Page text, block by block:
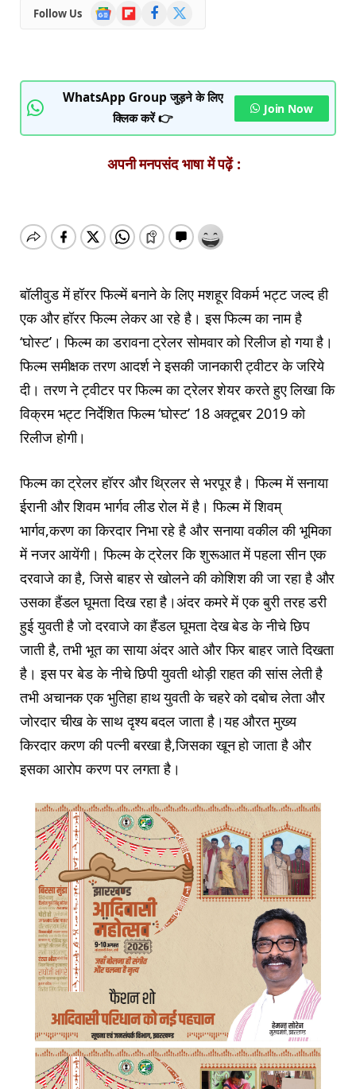
Follow Us
Google
News
FlipboardFacebook
WhatsApp Group जुड़ने के लिए
क्लिक करें 👉
Join Now
अपनी मनपसंद भाषा में पढ़ें :
बॉलीवुड में हॉरर फिल्में बनाने के लिए मशहूर विकर्म भट्ट जल्द ही
एक और हॉरर फिल्म लेकर आ रहे है। इस फिल्म का नाम है
‘घोस्ट’। फिल्म का डरावना ट्रेलर सोमवार को रिलीज हो गया है।
फिल्म समीक्षक तरण आदर्श ने इसकी जानकारी ट्वीटर के जरिये
दी। तरण ने ट्वीटर पर फिल्म का ट्रेलर शेयर करते हुए लिखा कि
विक्रम भट्ट निर्देशित फिल्म ‘घोस्ट’ 18 अक्टूबर 2019 को
रिलीज होगी।
फिल्म का ट्रेलर हॉरर और थ्रिलर से भरपूर है। फिल्म में सनाया
ईरानी और शिवम भार्गव लीड रोल में है। फिल्म में शिवम्
भार्गव,करण का किरदार निभा रहे है और सनाया वकील की भूमिका
में नजर आयेंगी। फिल्म के ट्रेलर कि शुरूआत में पहला सीन एक
दरवाजे का है, जिसे बाहर से खोलने की कोशिश की जा रहा है और
उसका हैंडल घूमता दिख रहा है।अंदर कमरे में एक बुरी तरह डरी
हुई युवती है जो दरवाजे का हैंडल घूमता देख बेड के नीचे छिप
जाती है, तभी भूत का साया अंदर आते और फिर बाहर जाते दिखता
है। इस पर बेड के नीचे छिपी युवती थोड़ी राहत की सांस लेती है
तभी अचानक एक भुतिहा हाथ युवती के चहरे को दबोच लेता और
जोरदार चीख के साथ दृश्य बदल जाता है।यह औरत मुख्य
किरदार करण की पत्नी बरखा है,जिसका खून हो जाता है और
इसका आरोप करण पर लगता है।